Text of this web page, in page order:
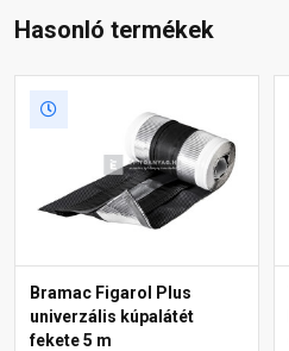
Hasonló termékek
Bramac Figarol Plus
univerzális kúpalátét
fekete 5 m